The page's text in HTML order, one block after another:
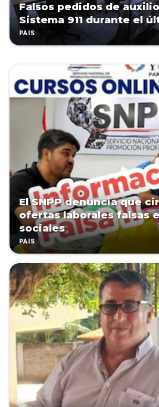
Falsos pedidos de
Sistema 911 durante el
PAÍS
El SNPP denuncia que
ofertas laborales falsas
sociales
PAÍS